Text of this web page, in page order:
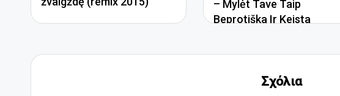
– Mylėt Tave Taip
Beprotiška Ir Keista
Σχόλια